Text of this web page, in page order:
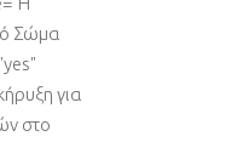
Σώμα
για
στο